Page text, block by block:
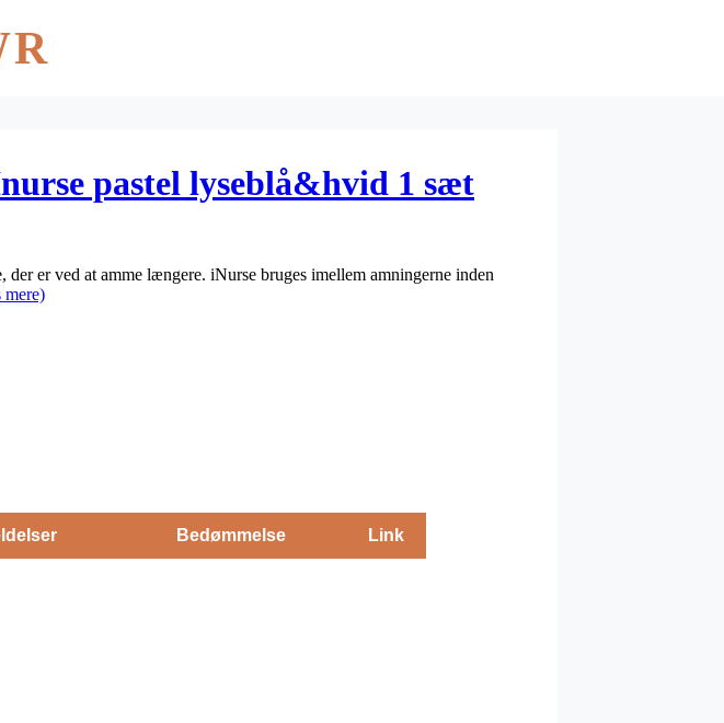
pastel lyseblå&hvid 1 sæt
er ved at amme længere. iNurse bruges imellem amningerne inden
Bedømmelse Link